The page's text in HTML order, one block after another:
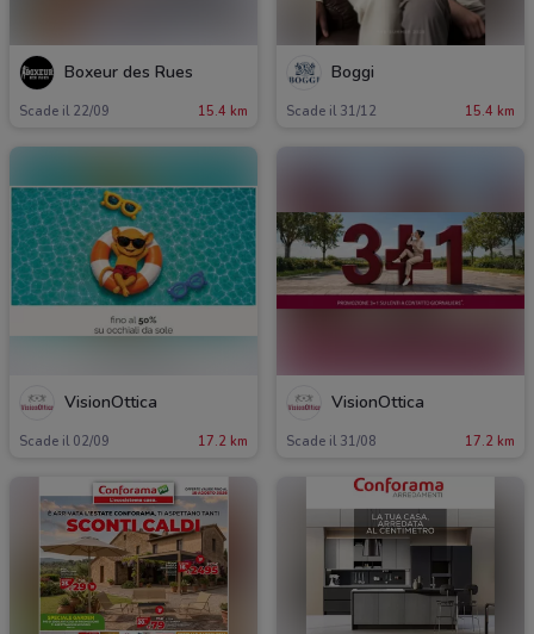
Boxeur des Rues
Scade il 22/09 15.4 km
Boggi
Scade il 31/12 15.4 km
VisionOttica
Scade il 02/09 17.2 km
VisionOttica
Scade il 31/08 17.2 km